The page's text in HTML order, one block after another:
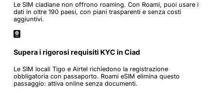
Le SIM ciadiane non offrono roaming. Con Roami, puoi usare i
dati in oltre 190 paesi, con piani trasparenti e senza costi
aggiuntivi.
Supera i rigorosi requisiti KYC in Ciad
Le SIM locali Tigo e Airtel richiedono la registrazione
obbligatoria con passaporto. Roami eSIM elimina questo
passaggio: attiva online senza documenti.